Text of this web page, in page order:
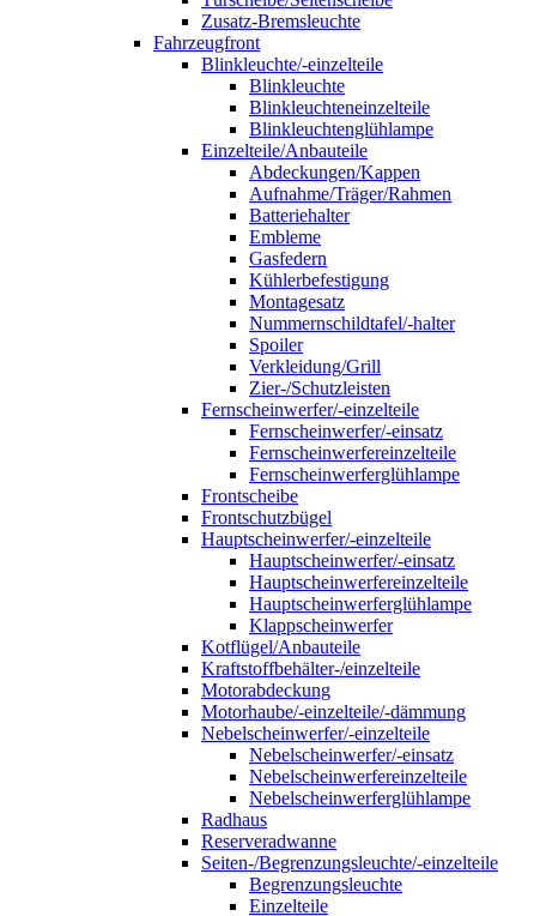
Zusatz-Bremsleuchte
Fahrzeugfront
Blinkleuchte/-einzelteile
Blinkleuchte
Blinkleuchteneinzelteile
Blinkleuchtenglühlampe
Einzelteile/Anbauteile
Abdeckungen/Kappen
Aufnahme/Träger/Rahmen
Batteriehalter
Embleme
Gasfedern
Kühlerbefestigung
Montagesatz
Nummernschildtafel/-halter
Spoiler
Verkleidung/Grill
Zier-/Schutzleisten
Fernscheinwerfer/-einzelteile
Fernscheinwerfer/-einsatz
Fernscheinwerfereinzelteile
Fernscheinwerferglühlampe
Frontscheibe
Frontschutzbügel
Hauptscheinwerfer/-einzelteile
Hauptscheinwerfer/-einsatz
Hauptscheinwerfereinzelteile
Hauptscheinwerferglühlampe
Klappscheinwerfer
Kotflügel/Anbauteile
Kraftstoffbehälter-/einzelteile
Motorabdeckung
Motorhaube/-einzelteile/-dämmung
Nebelscheinwerfer/-einzelteile
Nebelscheinwerfer/-einsatz
Nebelscheinwerfereinzelteile
Nebelscheinwerferglühlampe
Radhaus
Reserveradwanne
Seiten-/Begrenzungsleuchte/-einzelteile
Begrenzungsleuchte
Einzelteile